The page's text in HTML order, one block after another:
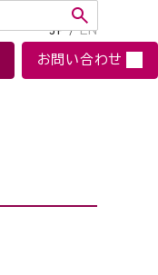
JP / EN
お問い合わせ